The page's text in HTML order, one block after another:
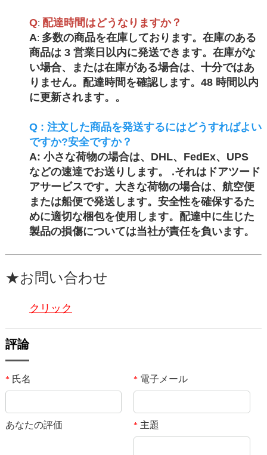
Q: 配達時間はどうなりますか？
A: 多数の商品を在庫しております。在庫のある
商品は 3 営業日以内に発送できます。在庫がな
い場合、または在庫がある場合は、十分ではあ
りません。配達時間を確認します。48 時間以内
に更新されます。 。
Q : 注文した商品を発送するにはどうすればよい
ですか?安全ですか？
A: 小さな荷物の場合は、DHL、FedEx、UPS
などの速達でお送りします。 .それはドアツード
アサービスです。大きな荷物の場合は、航空便
または船便で発送します。 安全性を確保するた
めに適切な梱包を使用します。配達中に生じた
製品の損傷については当社が責任を負います。
★お問い合わせ
クリック
評論
*氏名 *電子メール
あなたの評価 *主題